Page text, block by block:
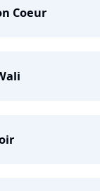
Coeur